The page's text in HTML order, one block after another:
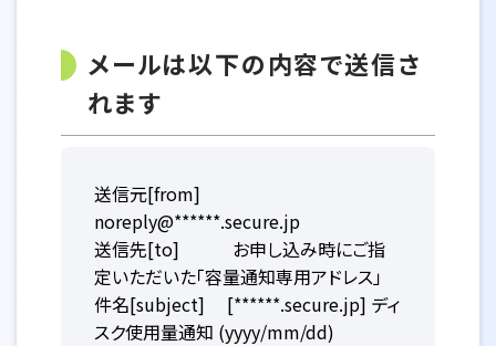
メールは以下の内容で送信さ
れます
送信元[from]
noreply@******.secure.jp
送信先[to] お申し込み時にご指
定いただいた「容量通知専用アドレス」
件名[subject] [******.secure.jp] ディ
スク使用量通知 (yyyy/mm/dd)